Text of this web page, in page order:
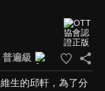
普遍級
生的邱軒，為了分